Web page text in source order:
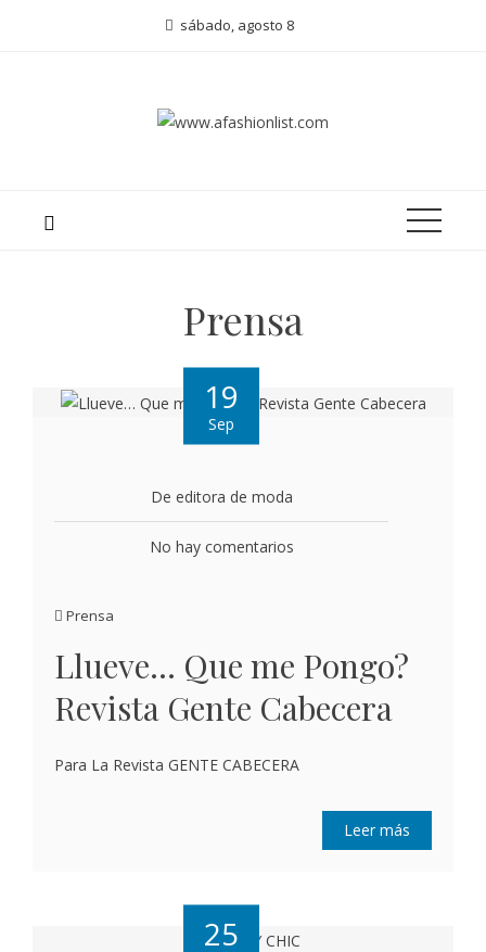
sábado, agosto 8
Prensa
19
Sep
De editora de moda
No hay comentarios
Prensa
Llueve… Que me Pongo?
Revista Gente Cabecera
Para La Revista GENTE CABECERA
Leer más
25